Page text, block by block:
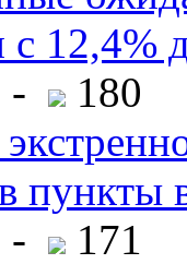
с 12,4%
-
180
пункты
-
171